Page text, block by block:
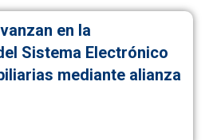
en la
Sistema Electrónico
mediante alianza